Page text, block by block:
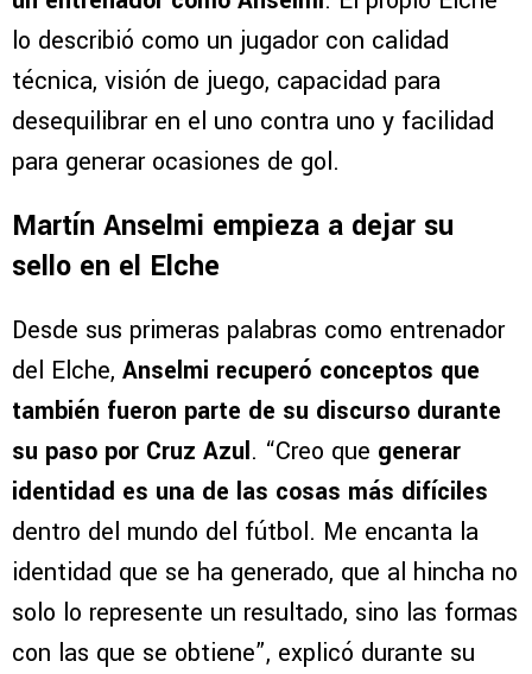
lo describió como un jugador con calidad
técnica, visión de juego, capacidad para
desequilibrar en el uno contra uno y facilidad
para generar ocasiones de gol.
Martín Anselmi empieza a dejar su
sello en el Elche
Desde sus primeras palabras como entrenador
del Elche, Anselmi recuperó conceptos que
también fueron parte de su discurso durante
su paso por Cruz Azul. “Creo que generar
identidad es una de las cosas más difíciles
dentro del mundo del fútbol. Me encanta la
identidad que se ha generado, que al hincha no
solo lo represente un resultado, sino las formas
con las que se obtiene”, explicó durante su